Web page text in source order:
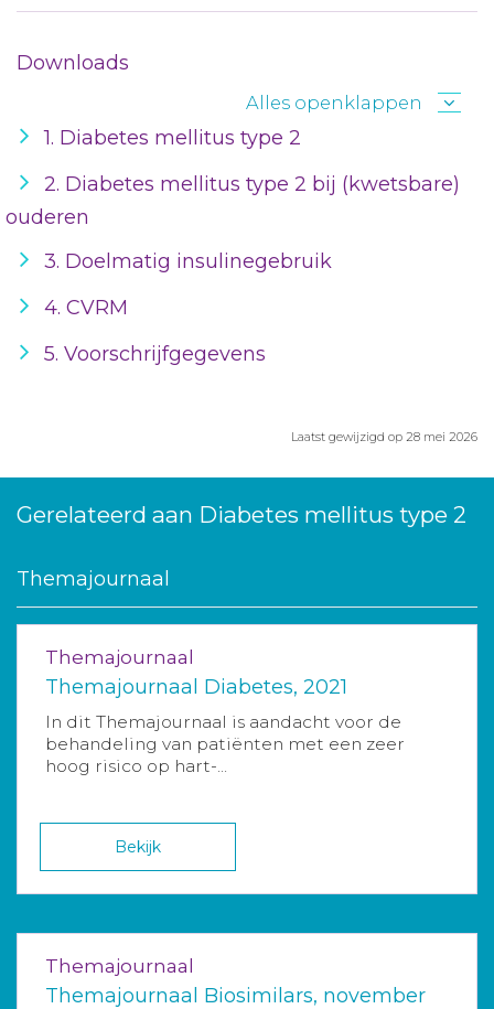
Downloads
Alles openklappen
1. Diabetes mellitus type 2
2. Diabetes mellitus type 2 bij (kwetsbare)
ouderen
3. Doelmatig insulinegebruik
4. CVRM
5. Voorschrijfgegevens
Laatst gewijzigd op 28 mei 2026
Gerelateerd aan Diabetes mellitus type 2
Themajournaal
Themajournaal
Themajournaal Diabetes, 2021
In dit Themajournaal is aandacht voor de
behandeling van patiënten met een zeer
hoog risico op hart-...
Bekijk
Themajournaal
Themajournaal Biosimilars, november